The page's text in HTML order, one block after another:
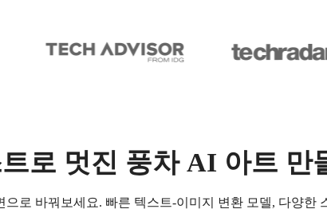
로 멋진 풍차 AI 아트 만
로 바꿔보세요. 빠른 텍스트-이미지 변환 모델, 다양한